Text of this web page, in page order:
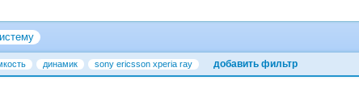
динамик sony ericsson xperia ray добавить фильтр